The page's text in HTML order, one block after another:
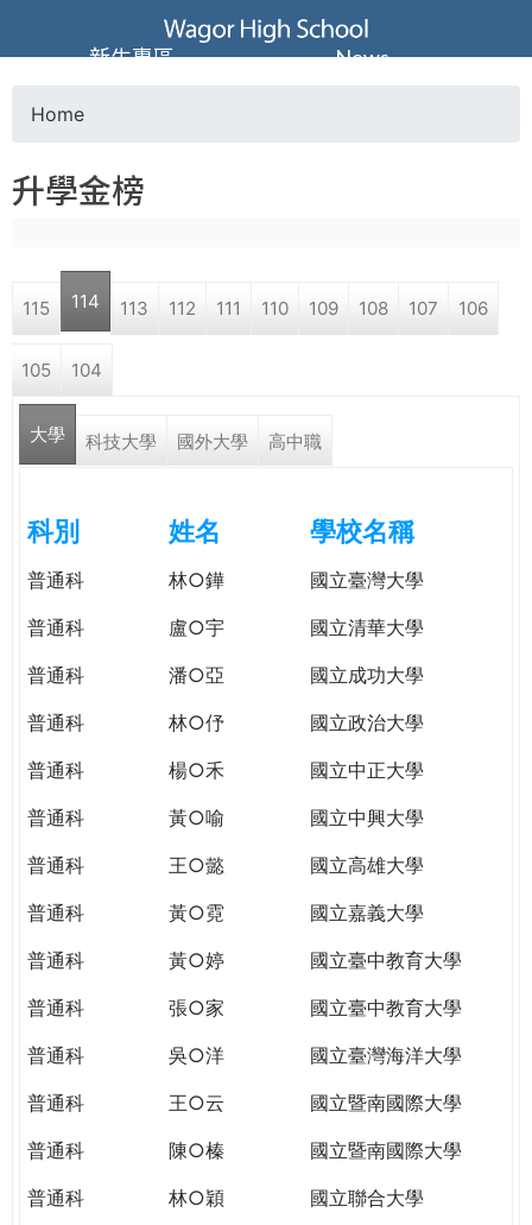
Jump to navigation
葳
格
高
學
格。
WAGOR
TODAY
THE
WORLD
PUTTING
YOU
o
a
r
e
e
r
e
Home
升學金榜
115 114 113 112 111 110 109 108 107 106
105 104
大學 科技大學 國外大學 高中職
科別 姓名 學校名稱
普通科 林○鏵
國立臺灣大學
普通科
盧○宇
國立清華大學
普通科
潘○亞
國立成功大學
普通科
林○伃
國立政治大學
普通科
楊○禾
國立中正大學
普通科
黃○喻
國立中興大學
普通科
王○懿
國立高雄大學
普通科
黃○霓
國立嘉義大學
普通科
黃○婷
國立臺中教育大學
普通科
張○家
國立臺中教育大學
普通科
吳○洋
國立臺灣海洋大學
普通科
王○云
國立暨南國際大學
普通科
陳○榛
國立暨南國際大學
普通科
林○穎
國立聯合大學
新生專區 News